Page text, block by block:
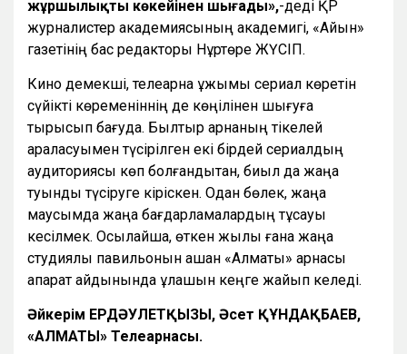
жұршылықтың көкейінен шығады»,-деді ҚР
журналистер академиясының академигі, «Айқын»
газетінің бас редакторы Нұртөре ЖҮСІП.
Кино демекші, телеарна ұжымы сериал көретін
сүйікті көременіннің де көңілінен шығуға
тырысып бағуда. Былтыр арнаның тікелей
араласуымен түсірілген екі бірдей сериалдың
аудиториясы көп болғандықтан, биыл да жаңа
туынды түсіруге кіріскен. Одан бөлек, жаңа
маусымда жаңа бағдарламалардың тұсауы
кесілмек. Осылайша, өткен жылы ғана жаңа
студиялық павильонын ашқан «Алматы» арнасы
ақпарат айдынында құлашын кеңге жайып келеді.
Әйкерім ЕРДӘУЛЕТҚЫЗЫ, Әсет ҚҰНДАҚБАЕВ,
«АЛМАТЫ» Телеарнасы.